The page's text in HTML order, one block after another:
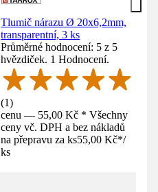
Tlumič nárazu Ø 20x6,2mm,
transparentní, 3 ks
Průměrné hodnocení: 5 z 5
hvězdiček. 1 Hodnocení.
(1)
cenu — 55,00 Kč * Všechny
ceny vč. DPH a bez nákladů
na přepravu za ks55,00 Kč*/
ks